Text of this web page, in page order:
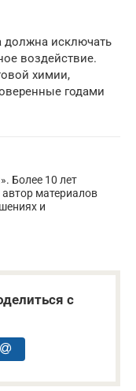
должна исключать
воздействие.
химии,
годами
Более 10 лет
материалов
и
с